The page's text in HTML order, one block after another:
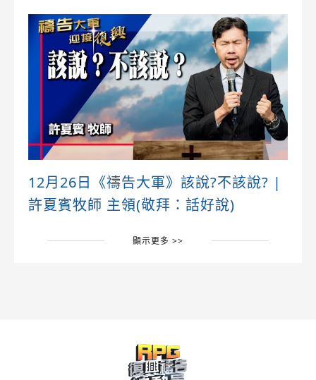
12月26日《禱告大軍》該說?不該說? |
許夏賓牧師 主領(敬拜：話好說)
顯示更多 >>